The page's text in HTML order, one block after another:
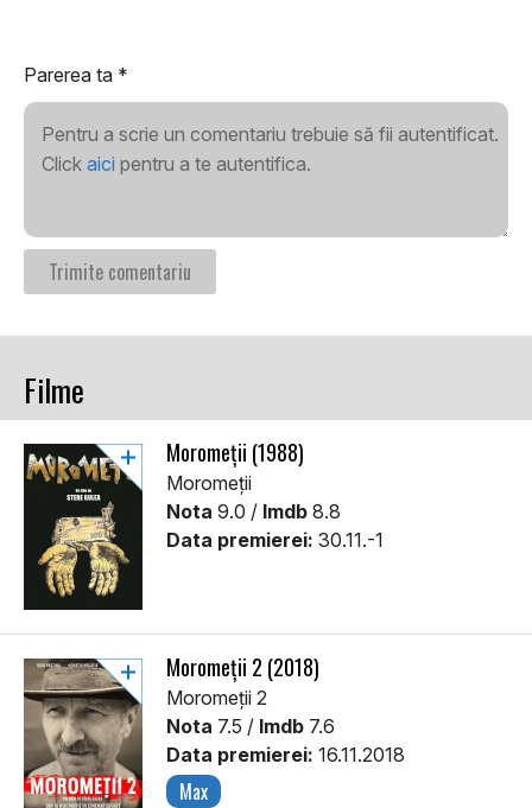
Parerea ta *
Pentru a scrie un comentariu trebuie să fii autentificat.
Click aici pentru a te autentifica.
Filme
Moromeții (1988)
Moromeții
Nota 9.0 / Imdb 8.8
Data premierei: 30.11.-1
Moromeții 2 (2018)
Moromeții 2
Nota 7.5 / Imdb 7.6
Data premierei: 16.11.2018
Max